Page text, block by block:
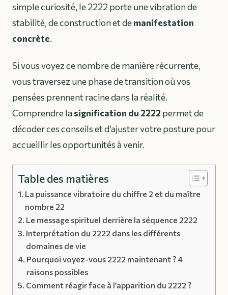
simple curiosité, le 2222 porte une vibration de
stabilité, de construction et demanifestation
concrète.
Si vous voyez ce nombre de manière récurrente,
vous traversez une phase de transition où vos
pensées prennent racine dans la réalité.
Comprendre lasignification du 2222 permet de
décoder ces conseils et d’ajuster votre posture pour
accueillir les opportunités à venir.
Table des matières
La puissance vibratoire du chiffre 2 et du maître
nombre 22
Le message spirituel derrière la séquence 2222
Interprétation du 2222 dans les différents
domaines de vie
Pourquoi voyez-vous 2222 maintenant ? 4
raisons possibles
Comment réagir face à l’apparition du 2222 ?